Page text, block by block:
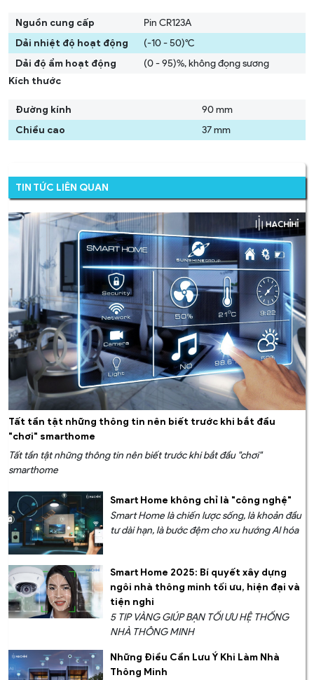
Tìm hiểu Bộ giải pháp an toàn sử dụng cảm biến khói
Nguồn cung cấp
Pin CR123A
Dải nhiệt độ hoạt động
(-10 - 50)°C
Dải độ ẩm hoạt động
(0 - 95)%, không đọng sương
Kích thước
Đường kính
90 mm
Chiều cao
37 mm
TIN TỨC LIÊN QUAN
Tất tần tật những thông tin nên biết trước khi bắt đầu
"chơi" smarthome
Tất tần tật những thông tin nên biết trước khi bắt đầu "chơi"
smarthome
Smart Home không chỉ là "công nghệ"
Smart Home là chiến lược sống, là khoản đầu
tư dài hạn, là bước đệm cho xu hướng AI hóa
Smart Home 2025: Bí quyết xây dựng
ngôi nhà thông minh tối ưu, hiện đại và
tiện nghi
5 TIP VÀNG GIÚP BẠN TỐI ƯU HỆ THỐNG
NHÀ THÔNG MINH
Những Điều Cần Lưu Ý Khi Làm Nhà
Thông Minh